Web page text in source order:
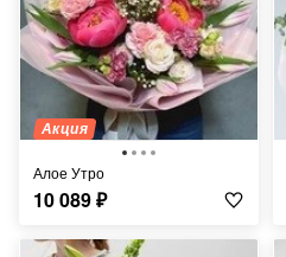
Акция
Алое Утро
10 089₽